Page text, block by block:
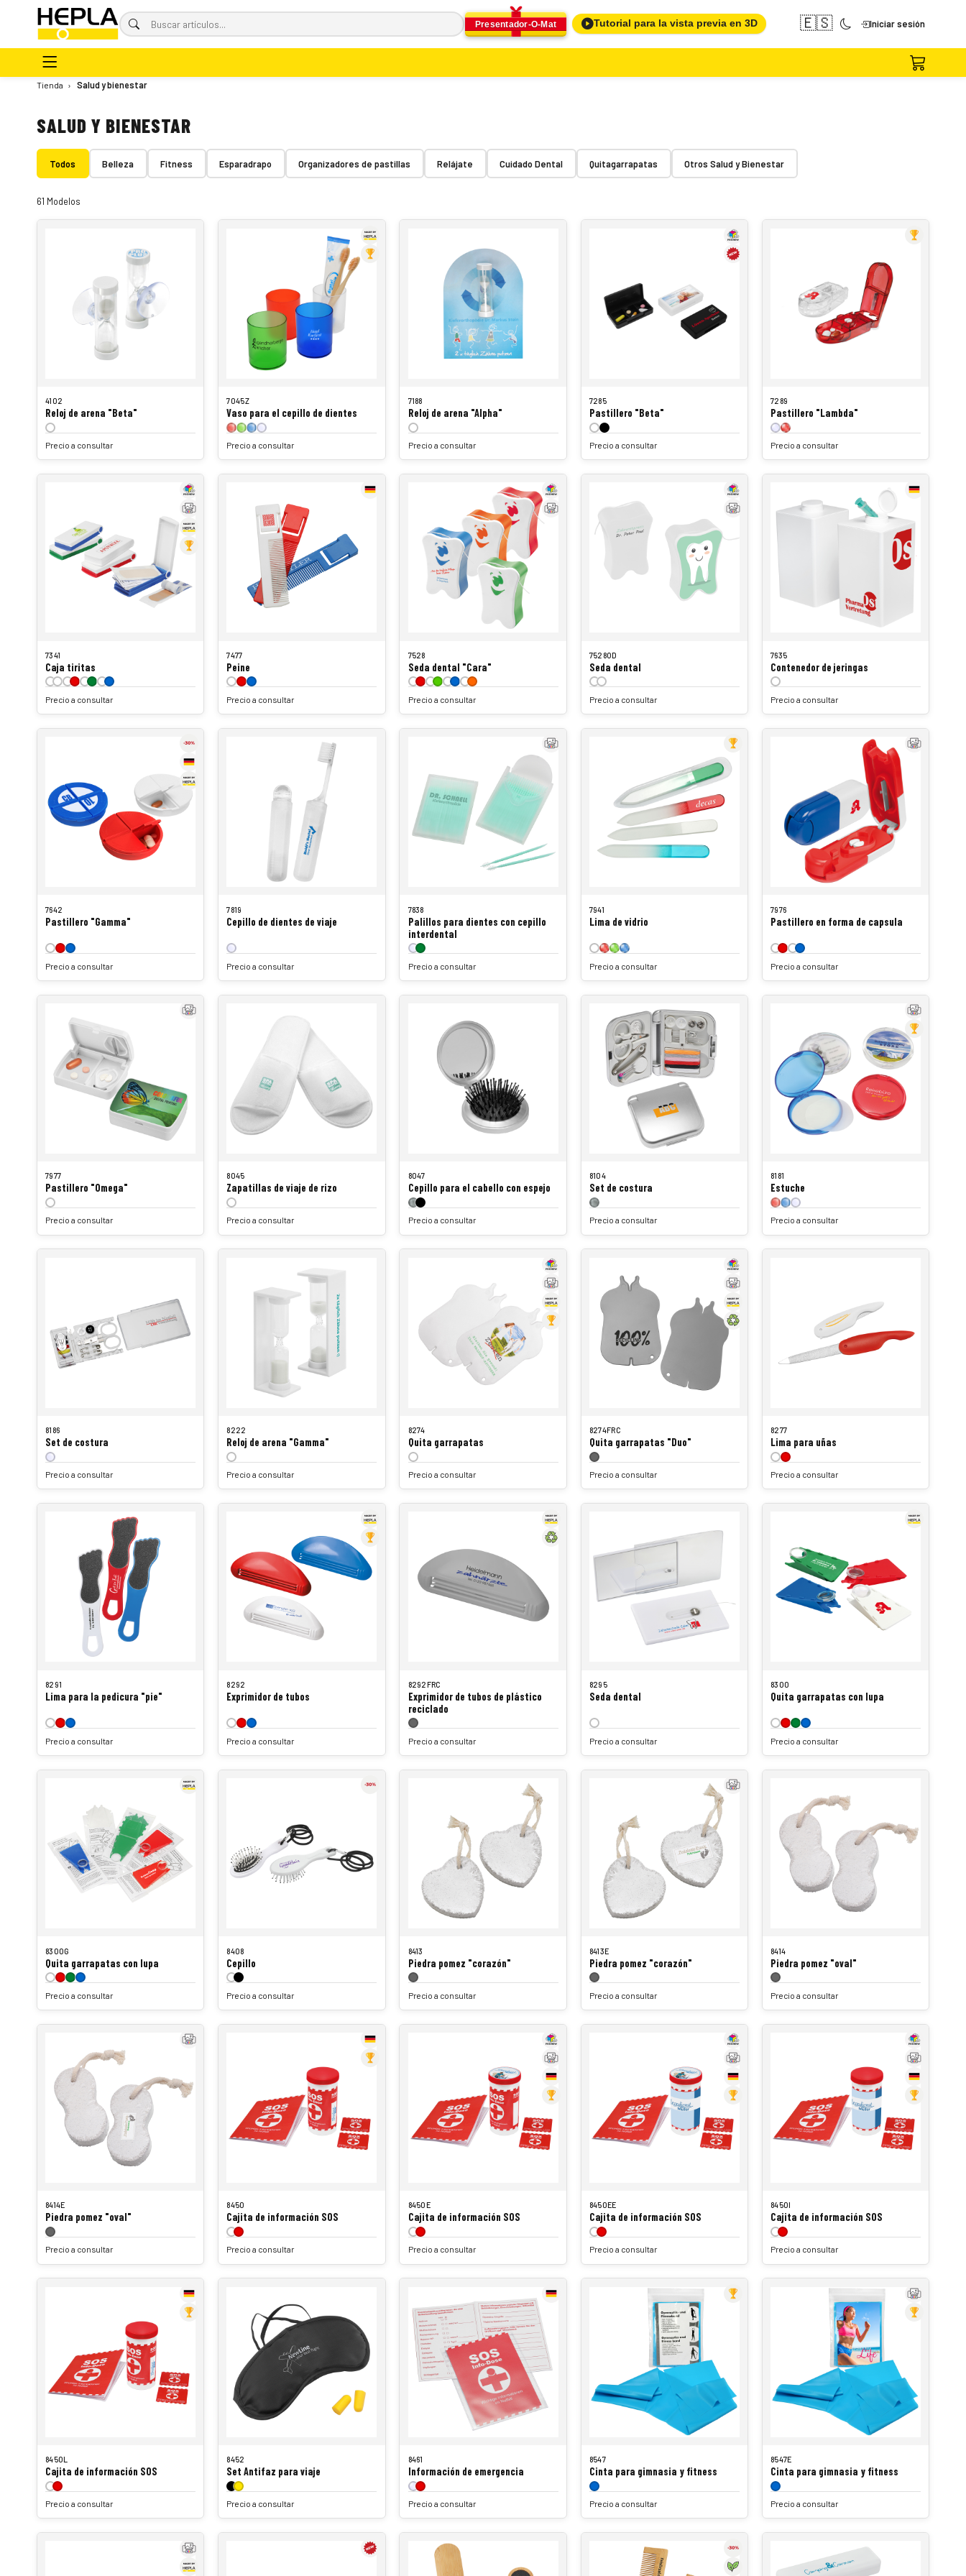
Presentador-O-Mat Tutorial para la vista previa en 3D 🇪🇸 Iniciar sesión
Tienda › Salud y bienestar
SALUD Y BIENESTAR
Todos Belleza Fitness Esparadrapo Organizadores de pastillas Relájate Cuidado Dental Quitagarrapatas Otros Salud y Bienestar
61 Modelos
4102
Reloj de arena "Beta"
Precio a consultar
7045Z
Vaso para el cepillo de dientes
Precio a consultar
7188
Reloj de arena "Alpha"
Precio a consultar
7285
Pastillero "Beta"
Precio a consultar
7289
Pastillero "Lambda"
Precio a consultar
7341
Caja tiritas
Precio a consultar
7477
Peine
Precio a consultar
7528
Seda dental "Cara"
Precio a consultar
7528OD
Seda dental
Precio a consultar
7635
Contenedor de jeringas
Precio a consultar
7642
Pastillero "Gamma"
Precio a consultar
7819
Cepillo de dientes de viaje
Precio a consultar
7838
Palillos para dientes con cepillo
interdental
Precio a consultar
7941
Lima de vidrio
Precio a consultar
7976
Pastillero en forma de capsula
Precio a consultar
7977
Pastillero "Omega"
Precio a consultar
8045
Zapatillas de viaje de rizo
Precio a consultar
8047
Cepillo para el cabello con espejo
Precio a consultar
8104
Set de costura
Precio a consultar
8181
Estuche
Precio a consultar
8186
Set de costura
Precio a consultar
8222
Reloj de arena "Gamma"
Precio a consultar
8274
Quita garrapatas
Precio a consultar
8274FRC
Quita garrapatas "Duo"
Precio a consultar
8277
Lima para uñas
Precio a consultar
8291
Lima para la pedicura "pie"
Precio a consultar
8292
Exprimidor de tubos
Precio a consultar
8292FRC
Exprimidor de tubos de plástico
reciclado
Precio a consultar
8295
Seda dental
Precio a consultar
8300
Quita garrapatas con lupa
Precio a consultar
8300G
Quita garrapatas con lupa
Precio a consultar
8408
Cepillo
Precio a consultar
8413
Piedra pomez "corazón"
Precio a consultar
8413E
Piedra pomez "corazón"
Precio a consultar
8414
Piedra pomez "oval"
Precio a consultar
8414E
Piedra pomez "oval"
Precio a consultar
8450
Cajita de información SOS
Precio a consultar
8450E
Cajita de información SOS
Precio a consultar
8450EE
Cajita de información SOS
Precio a consultar
8450I
Cajita de información SOS
Precio a consultar
8450L
Cajita de información SOS
Precio a consultar
8452
Set Antifaz para viaje
Precio a consultar
8461
Información de emergencia
Precio a consultar
8547
Cinta para gimnasia y fitness
Precio a consultar
8547E
Cinta para gimnasia y fitness
Precio a consultar